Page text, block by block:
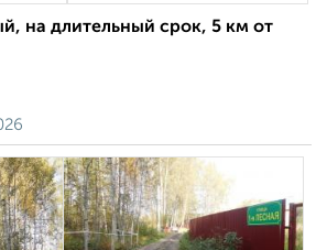
на длительный срок, 5 км от